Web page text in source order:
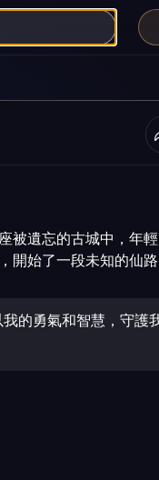
被遺忘的古城中，年
開始了一段未知的仙路
的勇氣和智慧，守護